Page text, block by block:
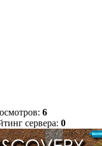
6
сервера: 0